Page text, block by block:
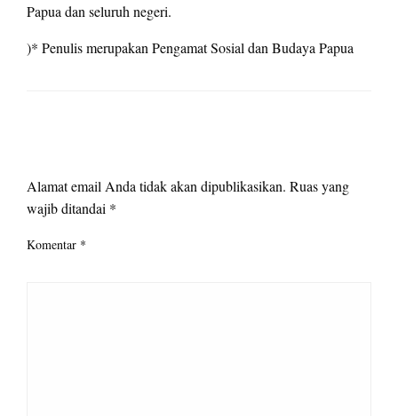
Papua dan seluruh negeri.
)* Penulis merupakan Pengamat Sosial dan Budaya Papua
Alamat email Anda tidak akan dipublikasikan. Ruas yang
wajib ditandai *
Komentar *